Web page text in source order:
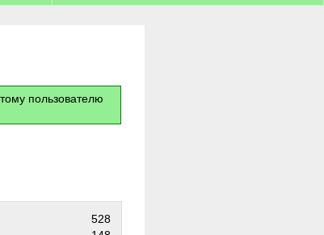
пользователю
528